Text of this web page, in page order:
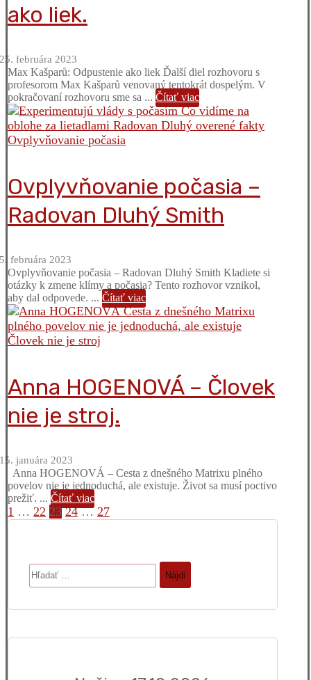
ako liek.
25. februára 2023
Max Kašparů: Odpustenie ako liek Ďalší diel rozhovoru s
profesorom Max Kašparů venovaný tentokrát dospelým. V
pokračovaní rozhovoru sme sa ... Čítať viac
Ovplyvňovanie počasia –
Radovan Dluhý Smith
5. februára 2023
Ovplyvňovanie počasia – Radovan Dluhý Smith Kladiete si
otázky k zmene klímy a počasia? Tento rozhovor vznikol,
aby dal odpovede. ... Čítať viac
Anna HOGENOVÁ – Človek
nie je stroj.
15. januára 2023
Anna HOGENOVÁ – Cesta z dnešného Matrixu plného
povelov nie je jednoduchá, ale existuje. Život sa musí poctivo
prežiť. ... Čítať viac
Stránkovanie
1 … 22 23 24 … 27
Hľadať: